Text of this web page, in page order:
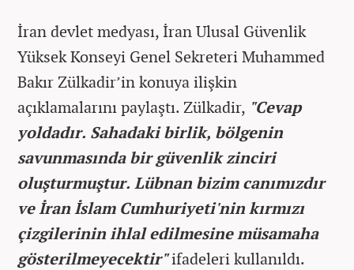
İran devlet medyası, İran Ulusal Güvenlik
Yüksek Konseyi Genel Sekreteri Muhammed
Bakır Zülkadir’in konuya ilişkin
açıklamalarını paylaştı. Zülkadir, "Cevap
yoldadır. Sahadaki birlik, bölgenin
savunmasında bir güvenlik zinciri
oluşturmuştur. Lübnan bizim canımızdır
ve İran İslam Cumhuriyeti'nin kırmızı
çizgilerinin ihlal edilmesine müsamaha
gösterilmeyecektir"ifadeleri kullanıldı.